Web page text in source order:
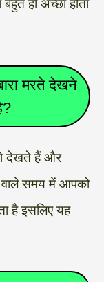
ही अच्छा होता
मरते देखने
देखते हैं और
वाले समय में आपको
है इसलिए यह